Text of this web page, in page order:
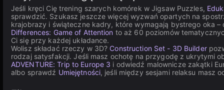
Jeśli kręci Cię trening szarych komórek w Jigsaw Puzzles,
sprawdzić. Szukasz jeszcze więcej wyzwań opartych na
krajobrazy i świąteczne kadry, które wymagają bystrego oka
Differences: Game of Attention to aż 60 poziomów
Ci się przy każdej układance.
Wolisz składać rzeczy w 3D? Construction Set - 3D Builder
rodzaj satysfakcji. Jeśli masz ochotę na przygodę z ukrytymi
ADVENTURE: Trip to Europe 3 i odwiedź malownicze zakątki
albo sprawdź Umiejętności, jeśli między sesjami relaksu masz